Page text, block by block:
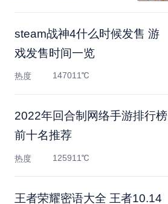
steam战神4什么时候发售 游
戏发售时间一览
热度 147011℃
2022年回合制网络手游排行榜
前十名推荐
热度 125911℃
王者荣耀密语大全 王者10.14